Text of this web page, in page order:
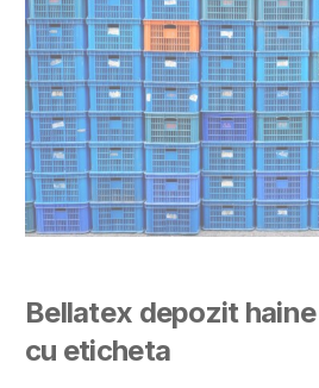
Bellatex depozit
cu eticheta